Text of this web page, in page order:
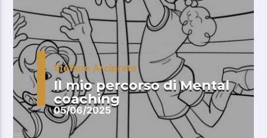
Stefano Arciprete
05/06/2025
Il mio percorso di Mental
coaching